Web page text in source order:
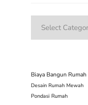
Biaya Bangun Rumah
Desain Rumah Mewah
Pondasi Rumah